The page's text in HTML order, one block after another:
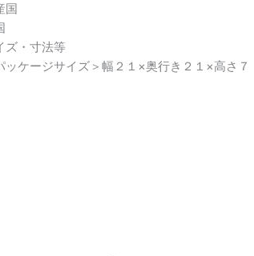
国
ズ・寸法等
ッケージサイズ＞幅２１×奥行き２１×高さ７